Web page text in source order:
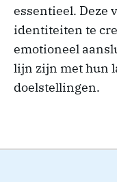
essentieel. Deze
identiteiten te
emotioneel
lijn zijn met hun
doelstellingen.